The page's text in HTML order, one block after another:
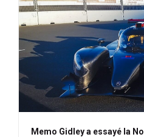
Memo Gidley a essayé la